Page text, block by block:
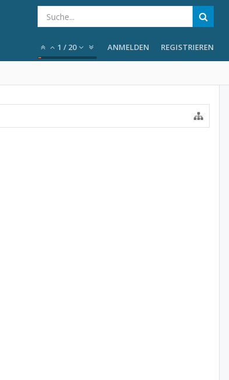
1 / 20 ANMELDEN REGISTRIEREN